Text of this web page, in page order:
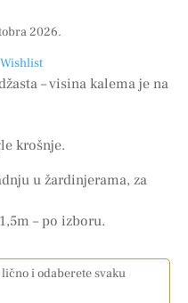
2026.
– visina kalema je na
krošnje.
u žardinjerama, za
– po izboru.
i odaberete svaku